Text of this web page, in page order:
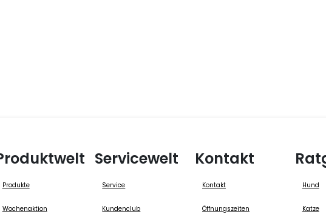
Produkte
Wochenaktion
Servicewelt
Service
Kundenclub
Kontakt
Kontakt
Öffnungszeiten
Hund
Katze